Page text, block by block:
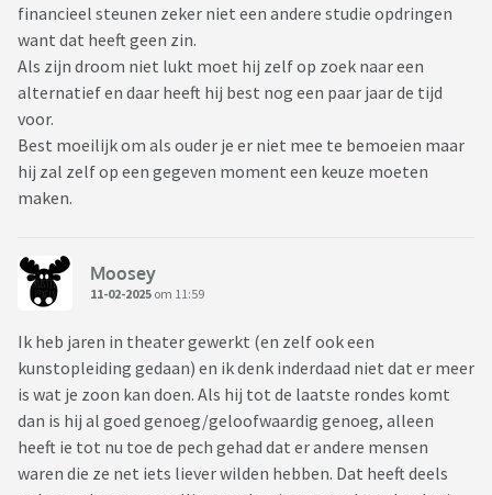
financieel steunen zeker niet een andere studie opdringen
want dat heeft geen zin.
Als zijn droom niet lukt moet hij zelf op zoek naar een
alternatief en daar heeft hij best nog een paar jaar de tijd
voor.
Best moeilijk om als ouder je er niet mee te bemoeien maar
hij zal zelf op een gegeven moment een keuze moeten
maken.
Moosey
11-02-2025 om 11:59
Ik heb jaren in theater gewerkt (en zelf ook een
kunstopleiding gedaan) en ik denk inderdaad niet dat er meer
is wat je zoon kan doen. Als hij tot de laatste rondes komt
dan is hij al goed genoeg/geloofwaardig genoeg, alleen
heeft ie tot nu toe de pech gehad dat er andere mensen
waren die ze net iets liever wilden hebben. Dat heeft deels